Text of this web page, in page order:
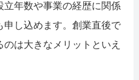
年数や事業の経歴に関係
申し込めます。創業直後で
は大きなメリットといえ